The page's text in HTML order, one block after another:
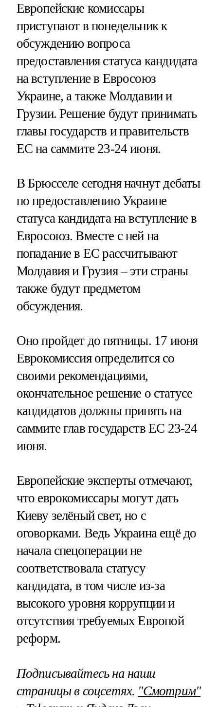
Европейские комиссары
приступают в понедельник к
обсуждению вопроса
предоставления статуса кандидата
на вступление в Евросоюз
Украине, а также Молдавии и
Грузии. Решение будут принимать
главы государств и правительств
ЕС на саммите 23-24 июня.
В Брюсселе сегодня начнут дебаты
по предоставлению Украине
статуса кандидата на вступление в
Евросоюз. Вместе с ней на
попадание в ЕС рассчитывают
Молдавия и Грузия – эти страны
также будут предметом
обсуждения.
Оно пройдет до пятницы. 17 июня
Еврокомиссия определится со
своими рекомендациями,
окончательное решение о статусе
кандидатов должны принять на
саммите глав государств ЕС 23-24
июня.
Европейские эксперты отмечают,
что еврокомиссары могут дать
Киеву зелёный свет, но с
оговорками. Ведь Украина ещё до
начала спецоперации не
соответствовала статусу
кандидата, в том числе из-за
высокого уровня коррупции и
отсутствия требуемых Европой
реформ.
Подписывайтесь на наши
страницы в соцсетях. "Смотрим"